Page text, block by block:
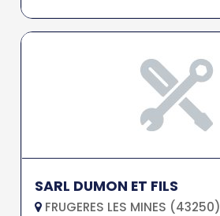
SARL DUMON ET FILS
FRUGERES LES MINES (43250)